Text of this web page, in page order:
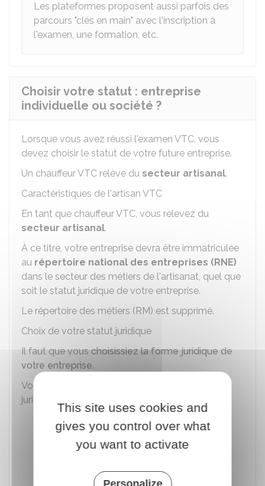
Les plateformes proposent aussi parfois des
parcours "clés en main" avec l'inscription à
l'examen, une formation, etc.
Choisir votre statut : entreprise
individuelle ou société ?
Lorsque vous avez réussi l'examen VTC, vous
devez choisir le statut de votre future entreprise.
Un chauffeur VTC relève du secteur artisanal.
Caractéristiques de l'artisan VTC
En tant que chauffeur VTC, vous relevez du
secteur artisanal.
À ce titre, votre entreprise devra être immatriculée
au répertoire national des entreprises (RNE)
dans le secteur des métiers de l'artisanat, quel que
soit le statut juridique de votre entreprise.
Le répertoire des métiers (RM) est supprimé.
Choix de votre statut juridique
Il faut que vouschoisissiez la forme juridique de
votre entreprise.
Vous avez le choix entre 2 grandes formes
juridiques :
Entreprise individuelle (EI)
. La micro-
entreprise (ou auto-entreprise) est une
entreprise individuelle avec un régime
Société: EURL, SASU, SARL (si vous
This site uses cookies and
gives you control over what
you want to activate
Personalize